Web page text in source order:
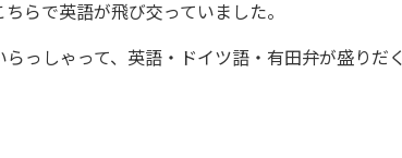
らで英語が飛び交っていました。
っしゃって、英語・ドイツ語・有田弁が盛りだく